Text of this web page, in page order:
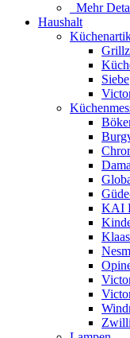
Mehr
Haushalt
Siebe
KAI
Klaas